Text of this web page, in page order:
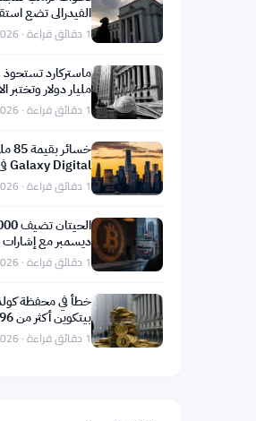
دعوات ترامب
على المحك
1 دقائق قراءة · Aug 6, 2026
المستقرة مع1 دقائق قراءة · Aug 6, 2026